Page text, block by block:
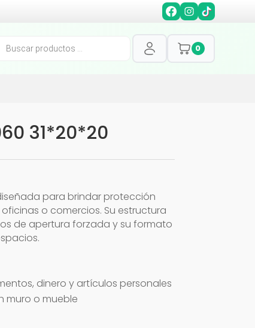
0
31*20*20
para brindar protección
o comercios. Su estructura
de apertura forzada y su formato
dinero y artículos personales
muro o mueble